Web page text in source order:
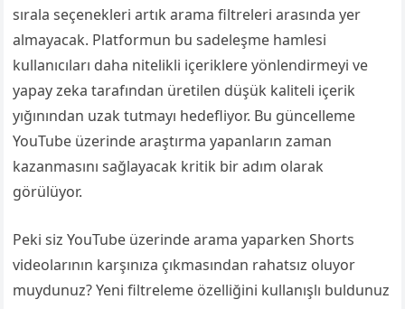
sırala seçenekleri artık arama filtreleri arasında yer
almayacak. Platformun bu sadeleşme hamlesi
kullanıcıları daha nitelikli içeriklere yönlendirmeyi ve
yapay zeka tarafından üretilen düşük kaliteli içerik
yığınından uzak tutmayı hedefliyor. Bu güncelleme
YouTube üzerinde araştırma yapanların zaman
kazanmasını sağlayacak kritik bir adım olarak
görülüyor.
Peki siz YouTube üzerinde arama yaparken Shorts
videolarının karşınıza çıkmasından rahatsız oluyor
muydunuz? Yeni filtreleme özelliğini kullanışlı buldunuz